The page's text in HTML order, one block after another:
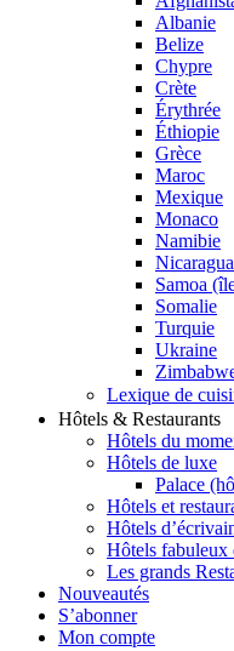
Albanie
Belize
Chypre
Crète
Érythrée
Éthiopie
Grèce
Maroc
Mexique
Monaco
Namibie
Nicaragua
Samoa
Somalie
Turquie
Ukraine
Lexique de
Hôtels & Restaurants
Hôtels du
Hôtels de luxe
Palace
Hôtels et
Hôtels
Hôtels fabuleux
Les grands
Nouveautés
S’abonner
Mon compte